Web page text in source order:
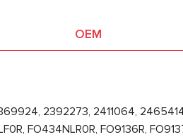
OEM
2392273, 2411064,
FO434NLR0R, FO9136R,